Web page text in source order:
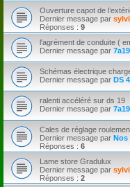
Ouverture capot de
Dernier message par
Réponses : 9
l'agrément de conduite (
Dernier message par
Schémas électrique
Dernier message par DS
ralenti accéléré sur ds 19
Dernier message par
Cales de réglage
Dernier message par Nos
Réponses : 6
Lame store Gradulux
Dernier message par
Réponses : 2